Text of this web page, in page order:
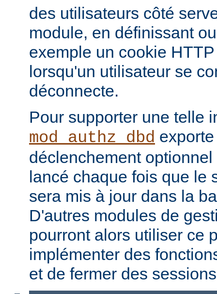
des utilisateurs côté
module, en définissant
exemple un cookie
lorsqu'un utilisateur se
déconnecte.
Pour supporter une telle
mod_authz_dbd
déclenchement
lancé chaque fois que le
sera mis à jour dans la
D'autres modules de
pourront alors utiliser ce
implémenter des
et de fermer des